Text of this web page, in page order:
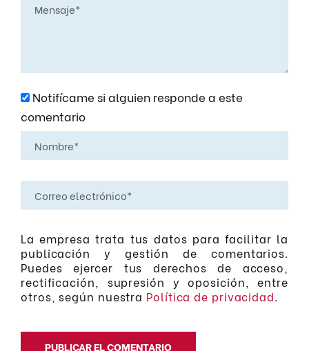
Notifícame si alguien responde a este
comentario
La empresa trata tus datos para facilitar la
publicación y gestión de comentarios.
Puedes ejercer tus derechos de acceso,
rectificación, supresión y oposición, entre
otros, según nuestra Política de privacidad.